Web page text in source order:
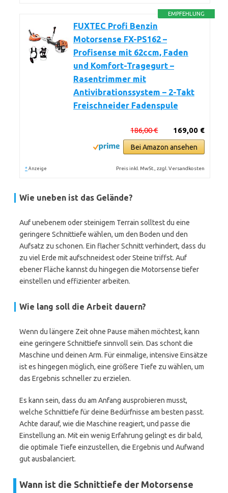
EMPFEHLUNG
FUXTEC Profi Benzin
Motorsense FX-PS162 –
Profisense mit 62ccm, Faden
und Komfort-Tragegurt –
Rasentrimmer mit
Antivibrationssystem – 2-Takt
Freischneider Fadenspule
169,00 €
186,00 €
Bei Amazon ansehen
* Anzeige Preis inkl. MwSt., zzgl. Versandkosten
Wie uneben ist das Gelände?
Auf unebenem oder steinigem Terrain solltest du eine
geringere Schnittiefe wählen, um den Boden und den
Aufsatz zu schonen. Ein flacher Schnitt verhindert, dass du
zu viel Erde mit aufschneidest oder Steine triffst. Auf
ebener Fläche kannst du hingegen die Motorsense tiefer
einstellen und effizienter arbeiten.
Wie lang soll die Arbeit dauern?
Wenn du längere Zeit ohne Pause mähen möchtest, kann
eine geringere Schnittiefe sinnvoll sein. Das schont die
Maschine und deinen Arm. Für einmalige, intensive Einsätze
ist es hingegen möglich, eine größere Tiefe zu wählen, um
das Ergebnis schneller zu erzielen.
Es kann sein, dass du am Anfang ausprobieren musst,
welche Schnittiefe für deine Bedürfnisse am besten passt.
Achte darauf, wie die Maschine reagiert, und passe die
Einstellung an. Mit ein wenig Erfahrung gelingt es dir bald,
die optimale Tiefe einzustellen, die Ergebnis und Aufwand
gut ausbalanciert.
Wann ist die Schnittiefe der Motorsense